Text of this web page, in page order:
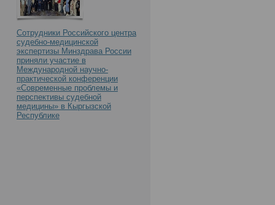
Сотрудники Российского центра
судебно-медицинской
экспертизы Минздрава России
приняли участие в
Международной научно-
практической конференции
«Современные проблемы и
перспективы судебной
медицины» в Кыргызской
Республике